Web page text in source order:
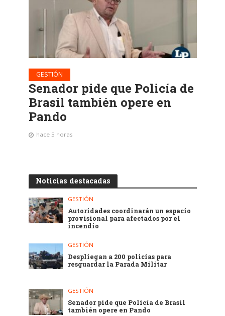
GESTIÓN
Senador pide que Policía de
Brasil también opere en
Pando
hace 5 horas
Noticias destacadas
GESTIÓN
Autoridades coordinarán un espacio
provisional para afectados por el
incendio
GESTIÓN
Despliegan a 200 policías para
resguardar la Parada Militar
GESTIÓN
Senador pide que Policía de Brasil
también opere en Pando